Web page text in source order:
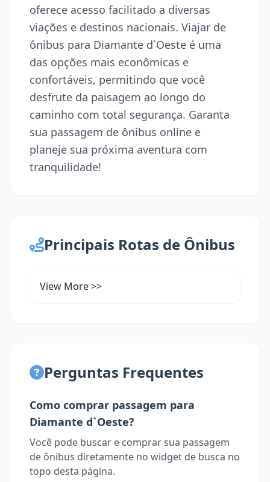
oferece acesso facilitado a diversas
viações e destinos nacionais. Viajar de
ônibus para Diamante d`Oeste é uma
das opções mais econômicas e
confortáveis, permitindo que você
desfrute da paisagem ao longo do
caminho com total segurança. Garanta
sua passagem de ônibus online e
planeje sua próxima aventura com
tranquilidade!
Principais Rotas de Ônibus
View More >>
Perguntas Frequentes
Como comprar passagem para
Diamante d`Oeste?
Você pode buscar e comprar sua passagem
de ônibus diretamente no widget de busca no
topo desta página.